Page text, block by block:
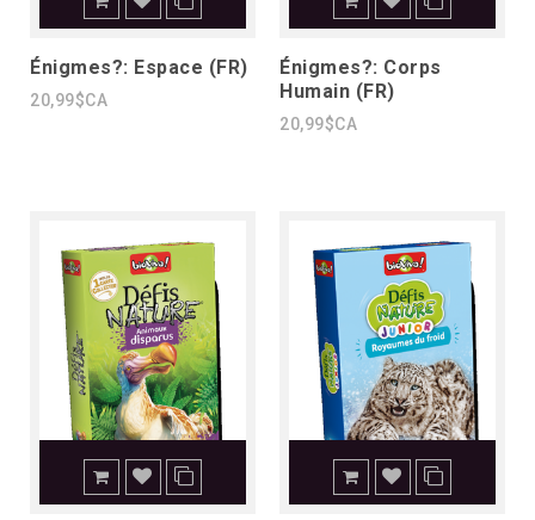
Énigmes?: Espace (FR)
20,99$CA
Énigmes?: Corps
Humain (FR)
20,99$CA